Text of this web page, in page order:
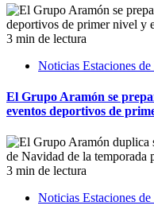
3 min de lectura
Noticias Estaciones
El Grupo Aramón se
eventos deportivos de
3 min de lectura
Noticias Estaciones